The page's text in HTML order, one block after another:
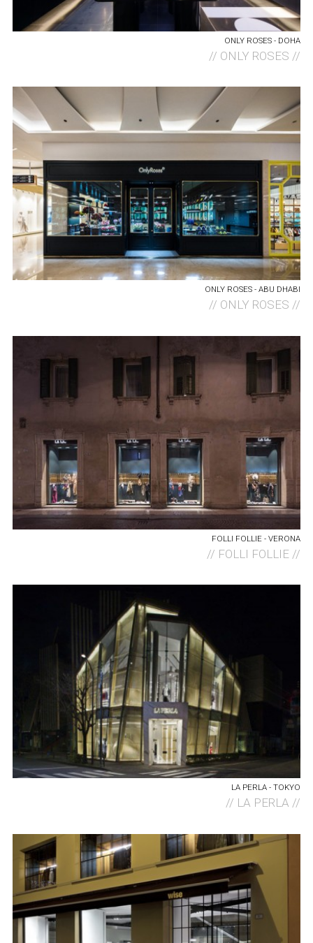
ONLY ROSES - DOHA
// ONLY ROSES //
ONLY ROSES - ABU DHABI
// ONLY ROSES //
FOLLI FOLLIE - VERONA
// FOLLI FOLLIE //
LA PERLA - TOKYO
// LA PERLA //